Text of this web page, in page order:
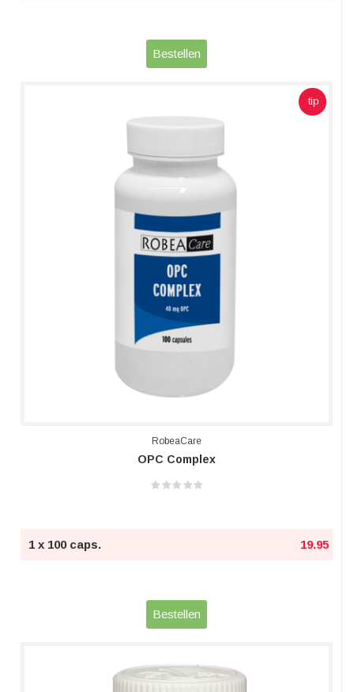
Bestellen
tip
RobeaCare
OPC Complex
1 x 100 caps. 19.95
Bestellen